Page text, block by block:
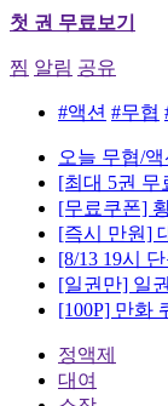
첫 권 무료보기
찜 알림 공유
#액션 #무협
오늘 무협/액
[최대 5권
[무료쿠폰]
[즉시 만원]
[8/13 19시
[일권만] 일
[100P] 만화
정액제
대여